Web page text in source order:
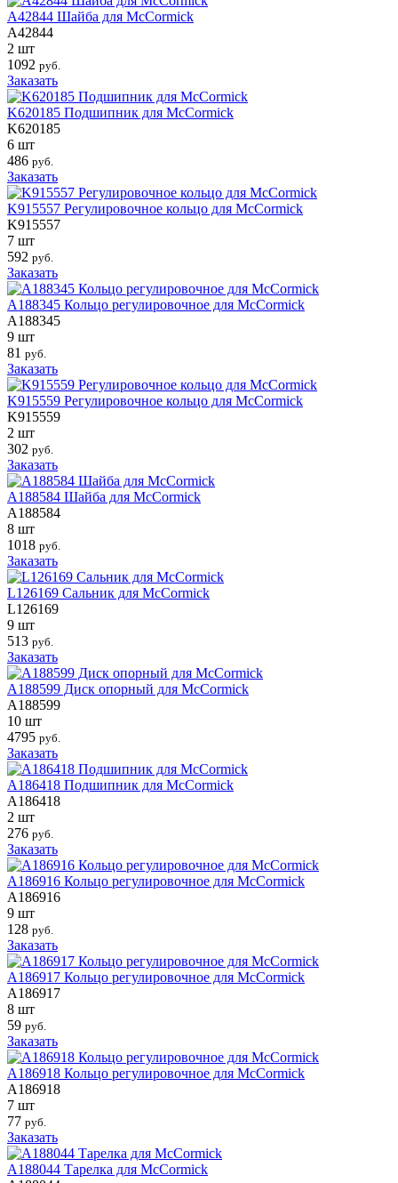
A42844 Шайба для McCormick
A42844
2 шт
1092 руб.
Заказать
K620185 Подшипник для McCormick
K620185
6 шт
486 руб.
Заказать
K915557 Регулировочное кольцо для McCormick
K915557
7 шт
592 руб.
Заказать
A188345 Кольцо регулировочное для McCormick
A188345
9 шт
81 руб.
Заказать
K915559 Регулировочное кольцо для McCormick
K915559
2 шт
302 руб.
Заказать
A188584 Шайба для McCormick
A188584
8 шт
1018 руб.
Заказать
L126169 Сальник для McCormick
L126169
9 шт
513 руб.
Заказать
A188599 Диск опорный для McCormick
A188599
10 шт
4795 руб.
Заказать
A186418 Подшипник для McCormick
A186418
2 шт
276 руб.
Заказать
A186916 Кольцо регулировочное для McCormick
A186916
9 шт
128 руб.
Заказать
A186917 Кольцо регулировочное для McCormick
A186917
8 шт
59 руб.
Заказать
A186918 Кольцо регулировочное для McCormick
A186918
7 шт
77 руб.
Заказать
A188044 Тарелка для McCormick